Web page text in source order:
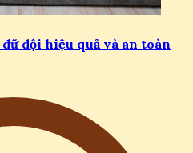
dội hiệu quả và an toàn